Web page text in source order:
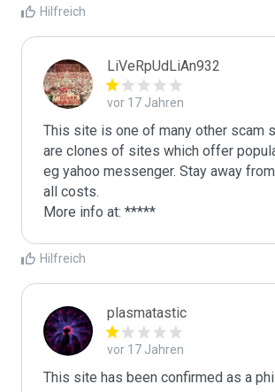
Hilfreich
LiVeRpUdLiAn932
vor 17 Jahren
This site is one of many other scam
are clones of sites which offer
eg yahoo messenger. Stay away
all costs.
More info at: *****
Hilfreich
plasmatastic
vor 17 Jahren
This site has been confirmed as a